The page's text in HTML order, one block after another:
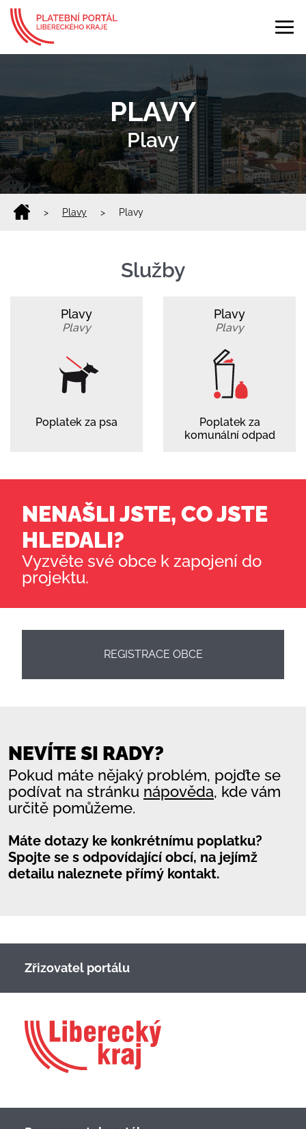
PLAVY
Plavy
> Plavy > Plavy
Služby
Plavy
Plavy
Poplatek za psa
Plavy
Plavy
Poplatek za
komunální odpad
NENAŠLI JSTE, CO JSTE
HLEDALI?
Vyzvěte své obce k zapojení do
projektu.
REGISTRACE OBCE
NEVÍTE SI RADY?
Pokud máte nějaký problém, pojďte se
podívat na stránku nápověda, kde vám
určitě pomůžeme.
Máte dotazy ke konkrétnímu poplatku?
Spojte se s odpovídající obcí, na jejímž
detailu naleznete přímý kontakt.
Zřizovatel portálu